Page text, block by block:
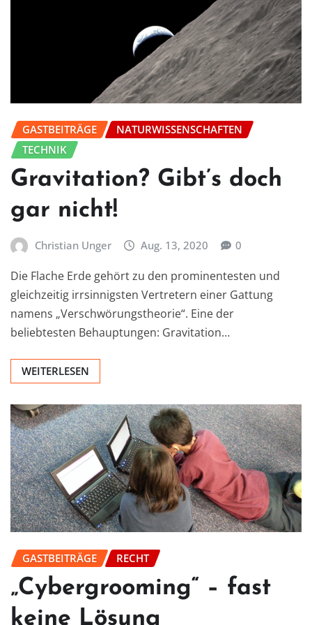
GASTBEITRÄGE
NATURWISSENSCHAFTEN
TECHNIK
Gravitation? Gibt’s doch
gar nicht!
Christian Unger Aug. 13, 2020 0
Die Flache Erde gehört zu den prominentesten und
gleichzeitig irrsinnigsten Vertretern einer Gattung
namens „Verschwörungstheorie“. Eine der
beliebtesten Behauptungen: Gravitation…
WEITERLESEN
GASTBEITRÄGE RECHT
„Cybergrooming“ – fast
keine Lösung